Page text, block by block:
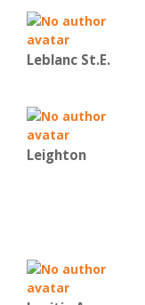
Leblanc St.E.
Leighton